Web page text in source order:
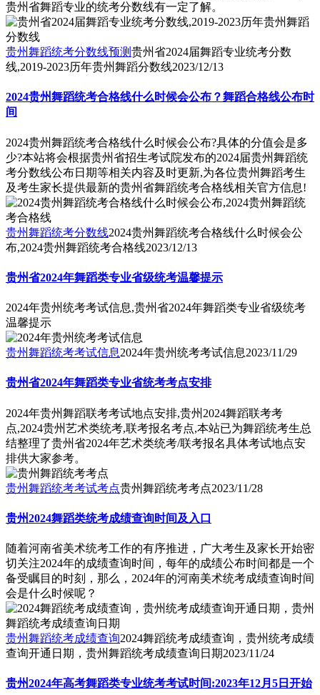
贵州省舞蹈专业的统考分数线有一定了解。
贵州舞蹈统考分数线预测贵州省2024届舞蹈专业统考分数
线,2019-2023历年贵州舞蹈分数线2023/12/13
2024贵州舞蹈统考合格线什么时候会公布？舞蹈合格线公布时
间
2024贵州舞蹈统考合格线什么时候会公布?具体的分值会是多
少?本站将会根据贵州省招生考试院发布的2024届贵州舞蹈统
考分数线公布日期等相关内容及时更新,为各位贵州舞蹈考生
及考生家长提供最新的贵州省舞蹈统考合格线相关官方信息!
贵州舞蹈统考分数线2024贵州舞蹈统考合格线什么时候会公
布,2024贵州舞蹈统考合格线2023/12/13
贵州省2024年舞蹈类专业省级统考温馨提示
2024年贵州统考考试信息,贵州省2024年舞蹈类专业省级统考
温馨提示
贵州舞蹈统考考试信息2024年贵州统考考试信息2023/11/29
贵州省2024年舞蹈类专业省统考考点安排
2024年贵州舞蹈联考考试地点安排,贵州2024舞蹈联考考
点,2024贵州艺术类统考,联考报名考点,本站已为舞蹈统考生总
结整理了贵州省2024年艺术类统考/联考报名具体考试地点安
排供大家参考。
贵州舞蹈统考考试考点贵州舞蹈统考考点2023/11/28
贵州2024舞蹈类统考成绩查询时间及入口
随着河南省美术统考工作的有序推进，广大考生及家长开始密
切关注2024年的成绩查询时间，每年的成绩公布时间都是一个
备受瞩目的时刻，那么，2024年的河南美术统考成绩查询时间
会是什么时候呢？
贵州舞蹈统考成绩查询2024舞蹈统考成绩查询，贵州统考成绩
查询开通日期，贵州舞蹈统考成绩查询日期2023/11/24
贵州2024年高考舞蹈类专业统考考试时间:2023年12月5日开始